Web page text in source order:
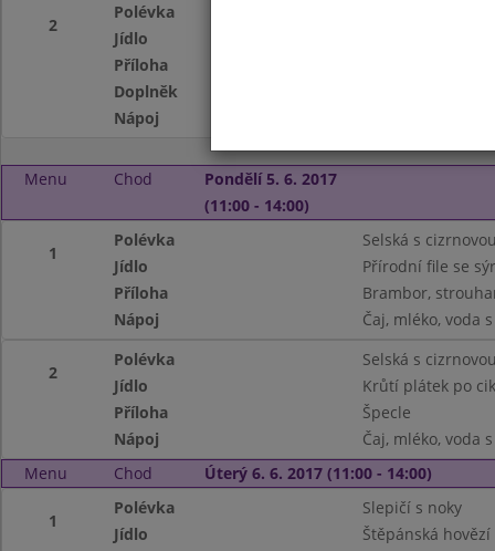
2
Polévka
Jídlo
Příloha
Doplněk
Nápoj
Menu Chod
Pondělí 5. 6. 2017
(11:00 - 14:00)
1
Polévka
Selská s
Jídlo
Přírodní file se
Příloha
Brambor,
Nápoj
Čaj, mléko, voda
2
Polévka
Selská s
Jídlo
Krůtí plátek po
Příloha
Špecle
Nápoj
Čaj, mléko, voda
Menu
Chod Úterý 6. 6. 2017 (11:00 - 14:00)
1
Polévka
Slepičí s noky
Jídlo
Štěpánská